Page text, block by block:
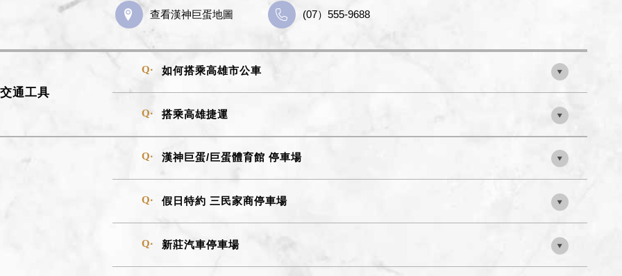
查看漢神巨蛋地圖 (07）555-9688
通工具
如何搭乘高雄市公車
搭乘高雄捷運
漢神巨蛋/巨蛋體育館 停車場
假日特約 三民家商停車場
新莊汽車停車場